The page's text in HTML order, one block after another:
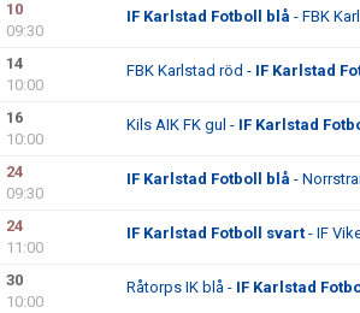
BILDGALLERI
DOKUMENT
KONTAKT
10
09:30
IF Karlstad Fotboll blå - FBK
14
10:00
FBK Karlstad röd - IF Karlstad
16
10:00
Kils AIK FK gul - IF Karlstad
24
09:30
IF Karlstad Fotboll blå -
24
11:00
IF Karlstad Fotboll svart - IF
30
10:00
Råtorps IK blå - IF Karlstad